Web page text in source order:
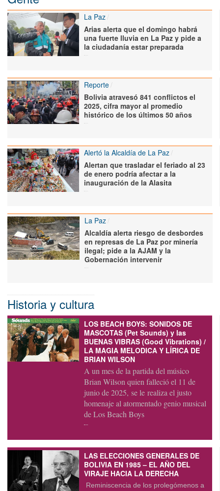
La Paz
Arias alerta que el domingo habrá
una fuerte lluvia en La Paz y pide a
la ciudadanía estar preparada
Reporte
Bolivia atravesó 841 conflictos el
2025, cifra mayor al promedio
histórico de los últimos 50 años
Alertó la Alcaldía de La Paz
Alertan que trasladar el feriado al 23
de enero podría afectar a la
inauguración de la Alasita
La Paz
Alcaldía alerta riesgo de desbordes
en represas de La Paz por minería
ilegal; pide a la AJAM y la
Gobernación intervenir
Historia y cultura
LOS BEACH BOYS: SONIDOS DE
MASCOTAS (Pet Sounds) y las
BUENAS VIBRAS (Good Vibrations) /
LA MAGIA MELODICA Y LÍRICA DE
BRIAN WILSON
A un mes de la partida del músico
Brian Wilson quien falleció el 11 de
junio de 2025, se le realiza el justo
homenaje al atormentado genio musical
de Los Beach Boys
LAS ELECCIONES GENERALES DE
BOLIVIA EN 1985 – EL AÑO DEL
VIRAJE HACIA LA DERECHA
Reminiscencia de los prolegómenos a